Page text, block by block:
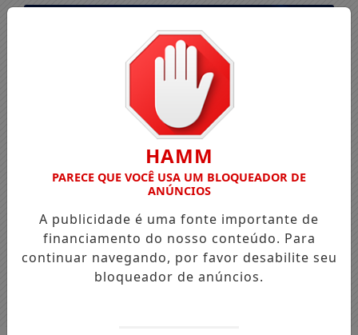
HAMM
PARECE QUE VOCÊ USA UM BLOQUEADOR DE
ANÚNCIOS
A publicidade é uma fonte importante de
financiamento do nosso conteúdo. Para
continuar navegando, por favor desabilite seu
bloqueador de anúncios.